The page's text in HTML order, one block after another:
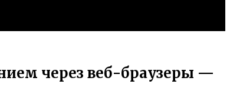
через веб-браузеры —